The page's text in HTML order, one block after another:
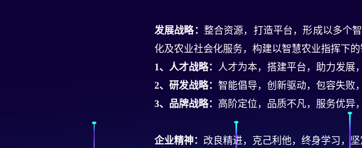
发展战略： 整合资源，打造平台，形成以多个
化及农业社会化服务，构建以智慧农业指挥下的
1、人才战略：
人才为本，搭建平台，助力发展
2、研发战略： 智能倡导，创新驱动，包容失败
3、品牌战略： 高阶定位，品质不凡，服务优异
企业精神： 改良精进，克己利他，终身学习，坚